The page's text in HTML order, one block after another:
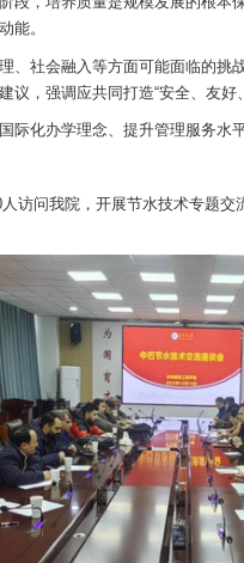
关键阶段，培养质量是规模
入新动能。
、心理、社会融入等方面可
体建议，强调应共同打造“安
落实国际化办学理念、提升
行10人访问我院，开展节水